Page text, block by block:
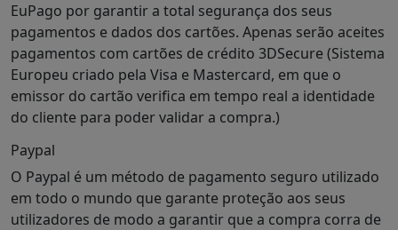
EuPago por garantir a total segurança dos seus
pagamentos e dados dos cartões. Apenas serão aceites
pagamentos com cartões de crédito 3DSecure (Sistema
Europeu criado pela Visa e Mastercard, em que o
emissor do cartão verifica em tempo real a identidade
do cliente para poder validar a compra.)
Paypal
O Paypal é um método de pagamento seguro utilizado
em todo o mundo que garante proteção aos seus
utilizadores de modo a garantir que a compra corra de